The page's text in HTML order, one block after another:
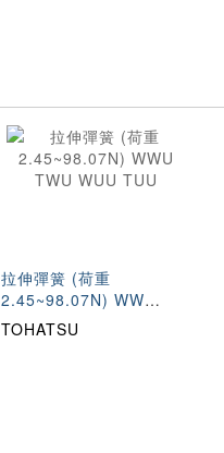
拉伸彈簧 (荷重
2.45~98.07N) WWU
TWU WUU TUU
TOHATSU